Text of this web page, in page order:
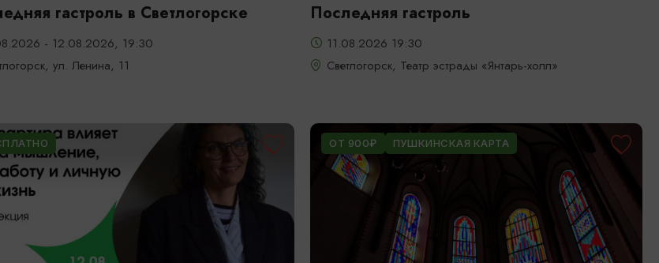
гастроль в Светлогорске
- 12.08.2026, 19:30
ул. Ленина, 11
Последняя гастроль
11.08.2026 19:30
Светлогорск, Театр эстрады «Янтарь-холл»
ОТ 900₽ ПУШКИНСКАЯ КАРТА